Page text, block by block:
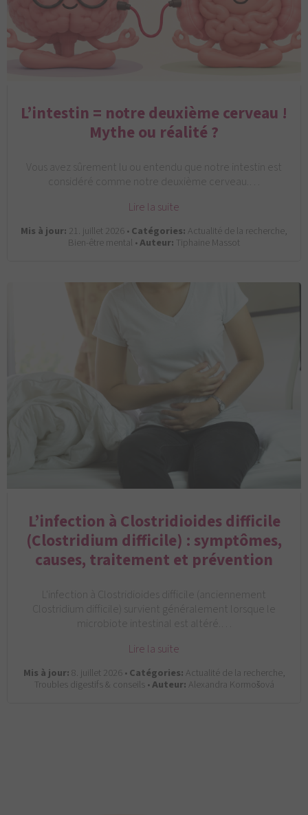
L’intestin = notre deuxième cerveau !
Mythe ou réalité ?
Vous avez sûrement lu ou entendu que notre intestin est
considéré comme notre deuxième cerveau.…
Lire la suite
Mis à jour: 21. juillet 2026 •Catégories: Actualité de la recherche,
Bien-être mental •Auteur: Tiphaine Massot
L’infection à Clostridioides difficile
(Clostridium difficile) : symptômes,
causes, traitement et prévention
L'infection à Clostridioides difficile (anciennement
Clostridium difficile) survient généralement lorsque le
microbiote intestinal est altéré.…
Lire la suite
Mis à jour:8. juillet 2026 •Catégories: Actualité de la recherche,
Troubles digestifs & conseils •Auteur: Alexandra Kormošová